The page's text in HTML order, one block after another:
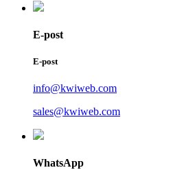
E-post
E-post
info@kwiweb.com
sales@kwiweb.com
WhatsApp